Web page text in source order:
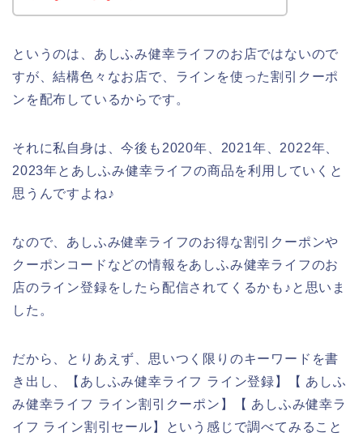
というのは、あしふみ健幸ライフのお店ではないので
すが、結構色々なお店で、ラインを使った割引クーポ
ンを配布しているからです。
それに私自身は、今後も2020年、2021年、2022年、
2023年とあしふみ健幸ライフの商品を利用していくと
思うんですよね♪
なので、あしふみ健幸ライフのお得な割引クーポンや
クーポンコードなどの情報をあしふみ健幸ライフのお
店のライン登録をしたら配信されてくるかも♪と思いま
した。
だから、とりあえず、思いつく限りのキーワードを書
き出し、【あしふみ健幸ライフ ライン登録】【 あしふ
み健幸ライフ ライン割引クーポン】【 あしふみ健幸ラ
イフ ライン割引セール】という感じで調べてみること